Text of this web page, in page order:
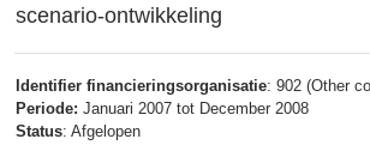
scenario-ontwikkeling
Identifier financieringsorganisatie: 902 (Other
Periode: Januari 2007 tot December 2008
Status: Afgelopen